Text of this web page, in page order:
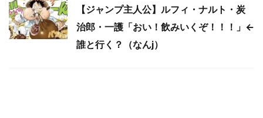
【ジャンプ主人公】ルフィ・ナルト・炭
治郎・一護「おい！飲みいくぞ！！！」←
誰と行く？（なんj）